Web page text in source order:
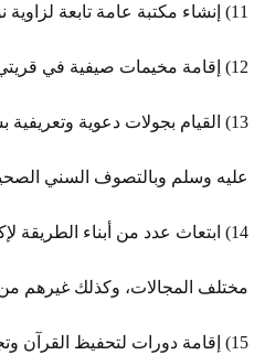
11) إنشاء مكتبة عامة تابعة لزاوية نوبا قضاء الخليل.
12) إقامة مخيمات صيفية في قريتي نوبا وصوريف.
13) القيام بجولات دعوية
عليه وسلم وبالتصوف السني
14) ابتعاث عدد من أبناء الطريقة
مختلف المجالات، وكذلك غيرهم
15) إقامة دورات لتحفيظ القرآن